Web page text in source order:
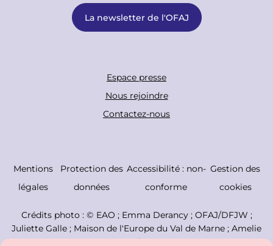
La newsletter de l'OFAJ
r
B
t
t
Espace presse
Nous rejoindre
Contactez-nous
C
y
r
Mentions
légales
Protection des
données
Accessibilité : non-
conforme
Gestion des
cookies
Crédits photo : © EAO ; Emma Derancy ; OFAJ/DFJW ;
Juliette Galle ; Maison de l'Europe du Val de Marne ; Amelie
Losier